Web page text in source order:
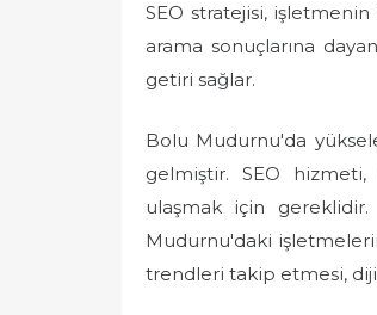
SEO stratejisi,
arama sonuçlarına
getiri sağlar.
Bolu Mudurnu'da
gelmiştir. SEO
ulaşmak için
Mudurnu'daki
trendleri takip etmesi,